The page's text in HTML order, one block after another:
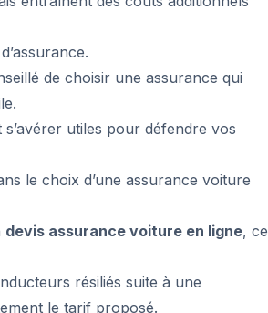
de choisir une assurance qui
s’avérer utiles pour défendre vos
le choix d’une assurance voiture
devis assurance voiture en ligne, ce
résiliés suite à une
le tarif proposé.